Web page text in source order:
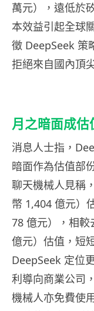
萬元），遠低於
本效益引起全球
徵 DeepSeek 策
拒絕來自國內頂
月之暗面成估
消息人士指，
暗面作為估值部
聊天機械人見稱
幣 1,404 億元）
78 億元），相
億元）估值，短
DeepSeek 定位
利導向商業公司
機械人亦免費使